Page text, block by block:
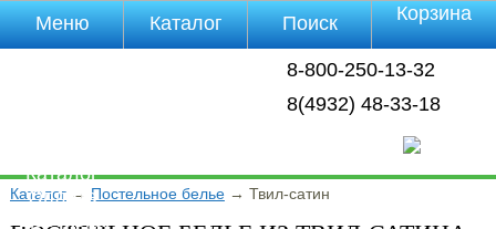
8-800-250-13-32
8(4932) 48-33-18
Каталог→ Постельное белье→ Твил-сатин
Меню
Каталог
Оплата
Доставка
Каталог Поиск Корзина